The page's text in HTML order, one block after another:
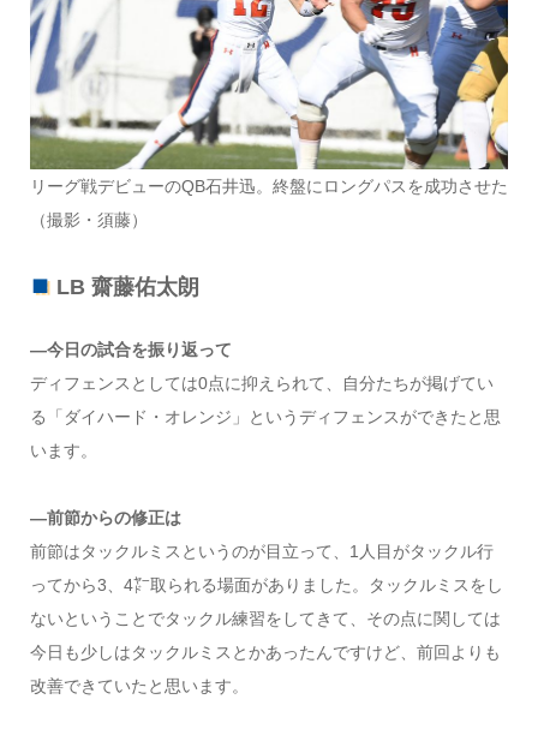
リーグ戦デビューのQB石井迅。終盤にロングパスを成功させた
（撮影・須藤）
LB 齋藤佑太朗
―今日の試合を振り返って
ディフェンスとしては0点に抑えられて、自分たちが掲げてい
る「ダイハード・オレンジ」というディフェンスができたと思
います。
―前節からの修正は
前節はタックルミスというのが目立って、1人目がタックル行
ってから3、4㍎取られる場面がありました。タックルミスをし
ないということでタックル練習をしてきて、その点に関しては
今日も少しはタックルミスとかあったんですけど、前回よりも
改善できていたと思います。